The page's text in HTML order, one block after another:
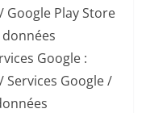
Play Store
Google :
Google /